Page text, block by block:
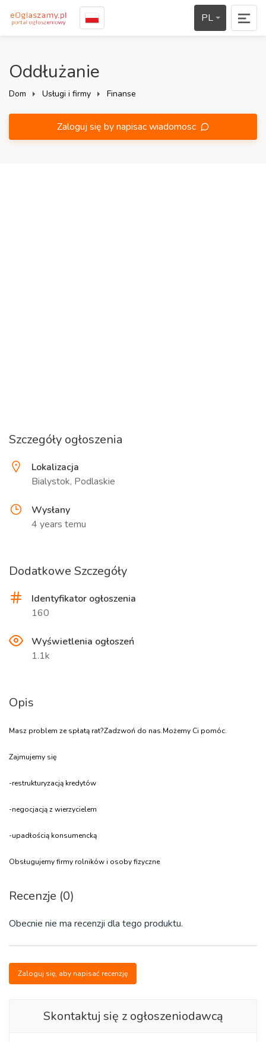
PL
Oddłużanie
Dom Usługi i firmy Finanse
Zaloguj się by napisac wiadomosc
Szczegóły ogłoszenia
Lokalizacja
Bialystok, Podlaskie
Wysłany
4 years temu
Dodatkowe Szczegóły
Identyfikator ogłoszenia
160
Wyświetlenia ogłoszeń
1.1k
Opis
Masz problem ze spłatą rat?Zadzwoń do nas.Możemy Ci pomóc.
Zajmujemy się
-restrukturyzacją kredytów
-negocjacją z wierzycielem
-upadłością konsumencką
Obsługujemy firmy rolników i osoby fizyczne
Recenzje (0)
Obecnie nie ma recenzji dla tego produktu.
Zaloguj się, aby napisać recenzję
Skontaktuj się z ogłoszeniodawcą